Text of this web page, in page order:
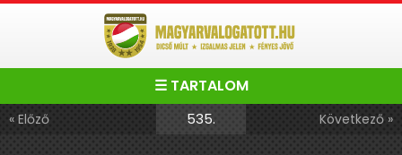
☰ TARTALOM
« Előző 535. Következő »